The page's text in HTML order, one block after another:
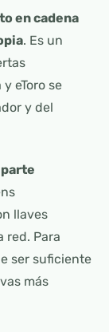
en cadena
. Es un
eToro se
y del
llaves
red. Para
ser suficiente
más